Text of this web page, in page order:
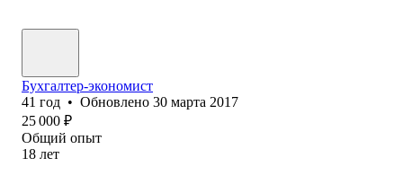
Бухгалтер-экономист
41 год • Обновлено 30 марта 2017
25 000 ₽
Общий опыт
18 лет